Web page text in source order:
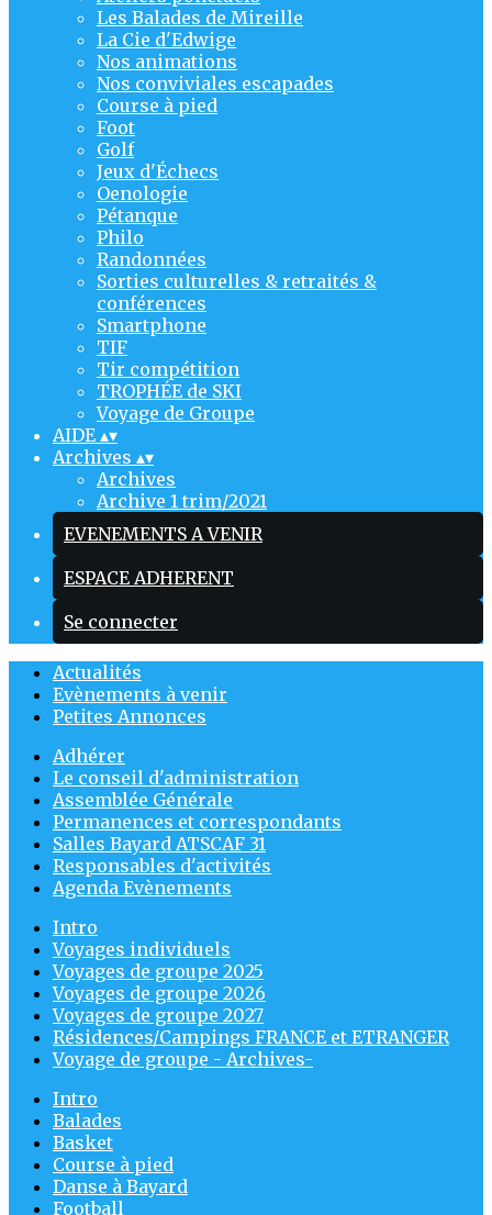
Les Balades de Mireille
La Cie d'Edwige
Nos animations
Nos conviviales escapades
Course à pied
Foot
Golf
Jeux d'Échecs
Oenologie
Pétanque
Philo
Randonnées
Sorties culturelles & retraités &
conférences
Smartphone
TIF
Tir compétition
TROPHÉE de SKI
Voyage de Groupe
AIDE ▴▾
Archives ▴▾
Archives
Archive 1 trim/2021
EVENEMENTS A VENIR
ESPACE ADHERENT
Se connecter
Actualités
Evènements à venir
Petites Annonces
Adhérer
Le conseil d'administration
Assemblée Générale
Permanences et correspondants
Salles Bayard ATSCAF 31
Responsables d'activités
Agenda Evènements
Intro
Voyages individuels
Voyages de groupe 2025
Voyages de groupe 2026
Voyages de groupe 2027
Résidences/Campings FRANCE et ETRANGER
Voyage de groupe - Archives-
Intro
Balades
Basket
Course à pied
Danse à Bayard
Football